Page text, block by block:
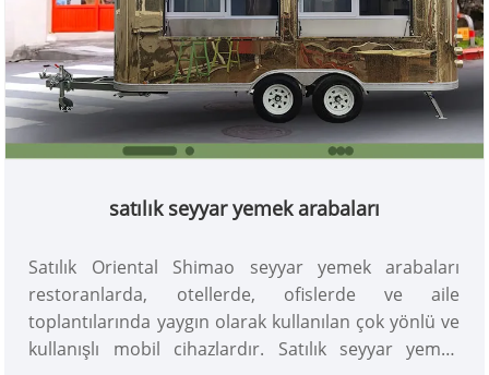
satılık seyyar yemek arabaları
Satılık Oriental Shimao seyyar yemek arabaları
restoranlarda, otellerde, ofislerde ve aile
toplantılarında yaygın olarak kullanılan çok yönlü ve
kullanışlı mobil cihazlardır. Satılık seyyar yemek